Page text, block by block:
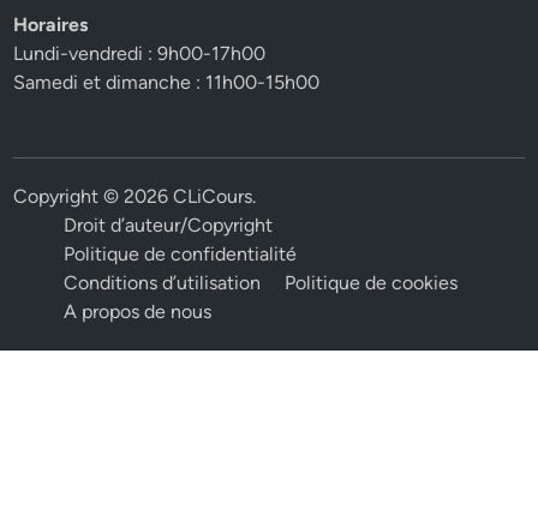
Horaires
Lundi-vendredi : 9h00-17h00
Samedi et dimanche : 11h00-15h00
Copyright © 2026CLiCours.
Droit d’auteur/Copyright
Politique de confidentialité
Conditions d’utilisation
Politique de cookies
A propos de nous